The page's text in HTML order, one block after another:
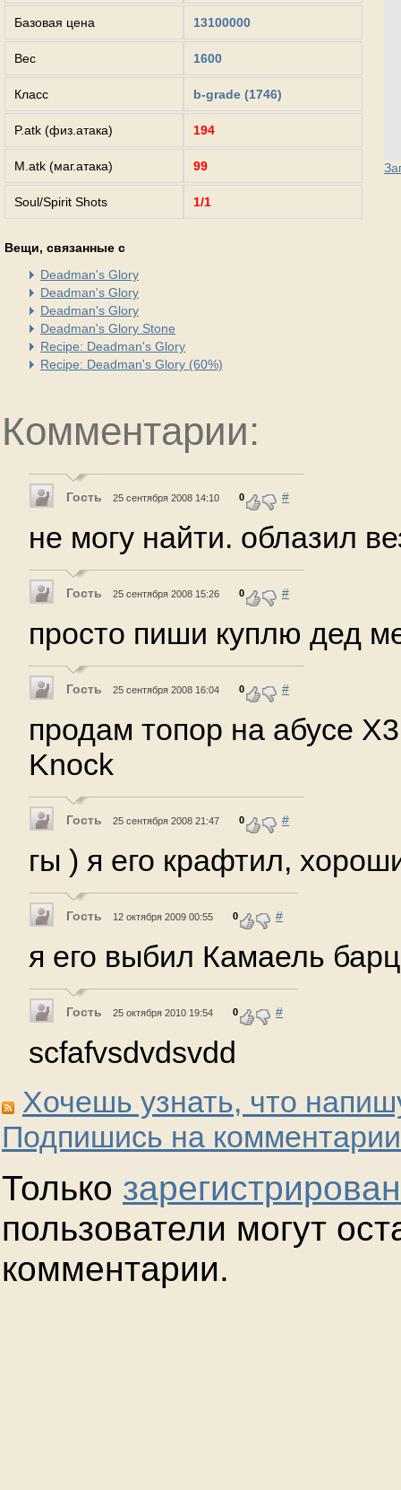
Базовая цена 13100000
Вес 1600
Класс b-grade (1746)
P.atk (физ.атака) 194
M.atk (маг.атака) 99
Soul/Spirit Shots 1/1
Вещи, связанные с
Deadman's Glory
Deadman's Glory
Deadman's Glory
Deadman's Glory Stone
Recipe: Deadman's Glory
Recipe: Deadman's Glory (60%)
Комментарии:
Гость 25 сентября 2008 14:10 0 #
не могу найти. облазил
Гость 25 сентября 2008 15:26 0 #
просто пиши куплю дед
Гость 25 сентября 2008 16:04 0 #
продам топор на абусе
Knock
Гость 25 сентября 2008 21:47 0 #
гы ) я его крафтил,
Гость 12 октября 2009 00:55 0 #
я его выбил Камаель
Гость 25 октября 2010 19:54 0 #
scfafvsdvdsvdd
Хочешь узнать, что
Подпишись на
Только
пользователи могут
комментарии.